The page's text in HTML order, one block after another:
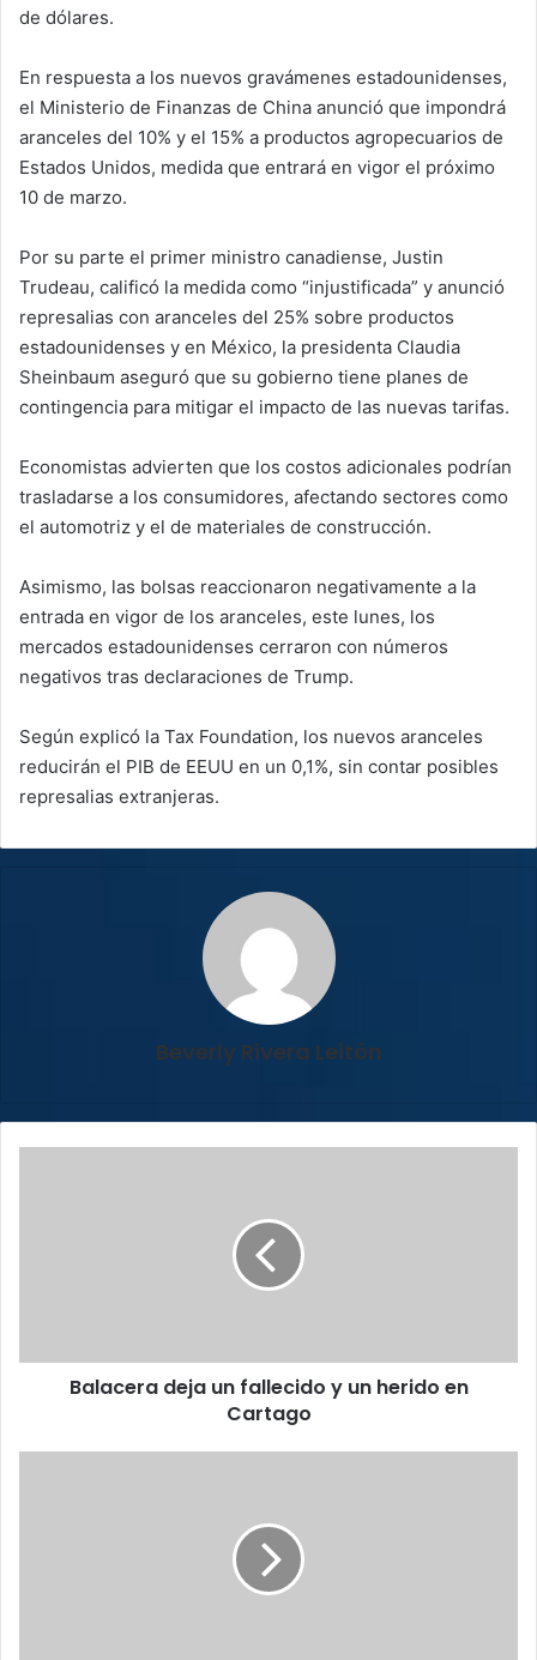
de dólares.
En respuesta a los nuevos gravámenes estadounidenses,
el Ministerio de Finanzas de China anunció que impondrá
aranceles del 10% y el 15% a productos agropecuarios de
Estados Unidos, medida que entrará en vigor el próximo
10 de marzo.
Por su parte el primer ministro canadiense, Justin
Trudeau, calificó la medida como “injustificada” y anunció
represalias con aranceles del 25% sobre productos
estadounidenses y en México, la presidenta Claudia
Sheinbaum aseguró que su gobierno tiene planes de
contingencia para mitigar el impacto de las nuevas tarifas.
Economistas advierten que los costos adicionales podrían
trasladarse a los consumidores, afectando sectores como
el automotriz y el de materiales de construcción.
Asimismo, las bolsas reaccionaron negativamente a la
entrada en vigor de los aranceles, este lunes, los
mercados estadounidenses cerraron con números
negativos tras declaraciones de Trump.
Según explicó la Tax Foundation, los nuevos aranceles
reducirán el PIB de EEUU en un 0,1%, sin contar posibles
represalias extranjeras.
Beverly Rivera Leitón
Cartago
Balacera deja un fallecido y un herido en
Cartago